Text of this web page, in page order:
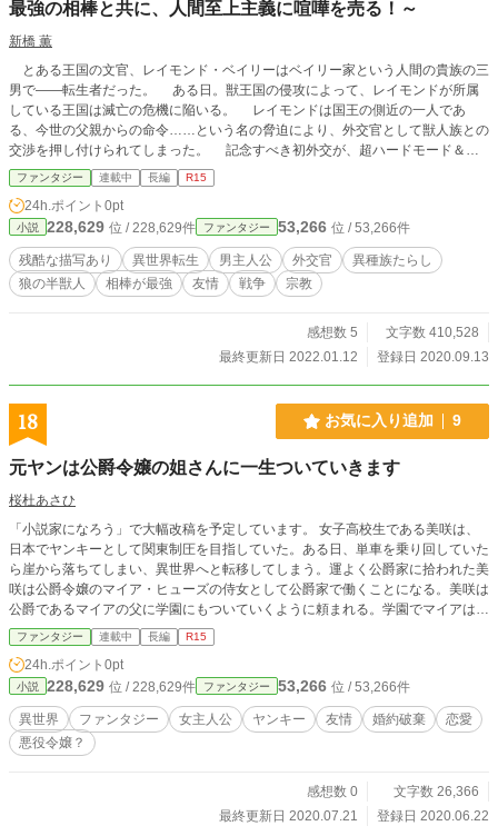
最強の相棒と共に、人間至上主義に喧嘩を売る！～
新橋 薫
とある王国の文官、レイモンド・ベイリーはベイリー家という人間の貴族の三
男で――転生者だった。 ある日。獣王国の侵攻によって、レイモンドが所属
している王国は滅亡の危機に陥いる。 レイモンドは国王の側近の一人であ
る、今世の父親からの命令……という名の脅迫により、外交官として獣人族との
交渉を押し付けられてしまった。 記念すべき初外交が、超ハードモード＆無
理ゲーとなってしまったレイモンド。 そんな彼は、狂狼の異名を持つ狼の獣
人、アドルフと運命の出会いを果たす。 獣人族に救われた主人公は、獣人、
魚人、鳥人、魔族……果ては神とその眷属と絆を結び、やがて強大な敵――人間
至上主義を掲げる邪宗との戦いに、身を投じることになる。 これは、一人の
人間と異種族。そして、そんな彼らを守護する神とその眷属が――人間至上主義
と、人間を愛する神に全力で抗う物語だ。 ーーーーーーーーーーーーーーーー
ーーーーーーーーーー ※タイトルとあらすじを変更しました！旧タイトル「獣
ファンタジー 連載中 長編 R15
24h.ポイント 0pt
小説 228,629 位 / 228,629件 ファンタジー 53,266 位 / 53,266件
残酷な描写あり 異世界転生 男主人公 外交官
異種族たらし
狼の半獣人
相棒が最強 友情 戦争 宗教
感想数 5
文字数 410,528
最終更新日 2022.01.12
登録日 2020.09.13
18 お気に入り追加 9
元ヤンは公爵令嬢の姐さんに一生ついていきます
桜杜あさひ
「小説家になろう」で大幅改稿を予定しています。 女子高校生である美咲は、
日本でヤンキーとして関東制圧を目指していた。ある日、単車を乗り回していた
ら崖から落ちてしまい、異世界へと転移してしまう。運よく公爵家に拾われた美
咲は公爵令嬢のマイア・ヒューズの侍女として公爵家で働くことになる。美咲は
公爵であるマイアの父に学園にもついていくように頼まれる。学園でマイアは目
の敵にされていた。それを目の当たりにした美咲は「姐さん、この国のテッペン
とりましょう！」とマイアに提案する。そして、2人の国盗りの物語が始まる。
ファンタジー 連載中 長編 R15
24h.ポイント 0pt
小説 228,629 位 / 228,629件 ファンタジー 53,266 位 / 53,266件
異世界 ファンタジー 女主人公 ヤンキー 友情 婚約破棄
恋愛
悪役令嬢？
感想数 0
文字数 26,366
最終更新日 2020.07.21
登録日 2020.06.22